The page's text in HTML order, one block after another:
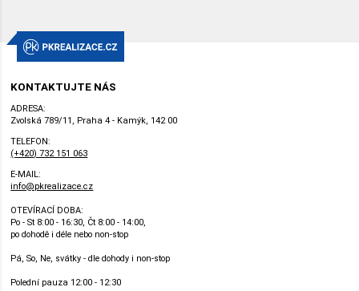
KONTAKTUJTE NÁS
ADRESA:
Zvolská 789/11, Praha 4 - Kamýk, 142 00
TELEFON:
(+420) 732 151 063
E-MAIL:
info@pkrealizace.cz
OTEVÍRACÍ DOBA:
Po - St 8:00 - 16:30, Čt 8:00 - 14:00,
po dohodě i déle nebo non-stop
Pá, So, Ne, svátky - dle dohody i non-stop
Polední pauza 12:00 - 12:30